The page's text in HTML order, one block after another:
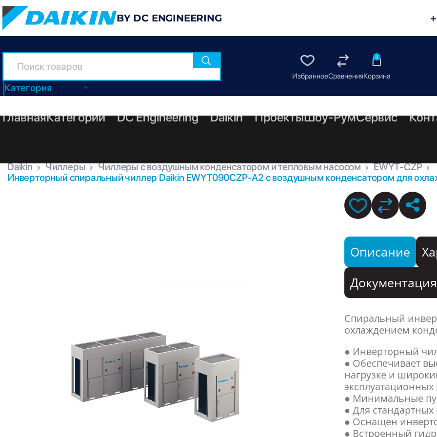
BY DC ENGINEERING
Категория
0
ГлавнаяКатегории DC Engineering Daikin ПроектыШоу-РумСервис
Daikin Чиллеры Чиллеры с воздушным конденсатором и тепловым насосом
EWYT-CZP
Инверторный спиральный чиллер Daikin EWYT090CZP-A2 с воздушным конденсатором для
Описание
Документация
Спиральный
охлаждением
● Инверторный
● Обеспечивает
нагрузке и
эксплуатационных
● Минимальные
● Для
● Оснащен
● Встроенный